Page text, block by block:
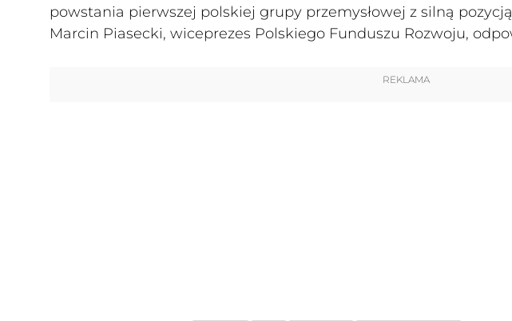
powstania pierwszej polskiej grupy przemysłowej z silną
Marcin Piasecki, wiceprezes Polskiego Funduszu Rozwoju,
REKLAMA